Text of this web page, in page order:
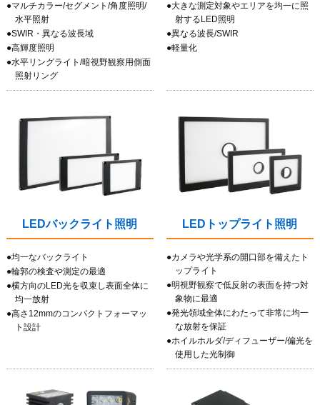
●マルチカラー/セグメント/角度照明/
水平照射
●SWIR・異なる波長域
●高輝度照明
●水平リングライト/暗視野観察用側面
照射リング
●大きな測定対象やエリアを均一に照
射するLED照明
●異なる波長/SWIR
●軽量化
LEDバックライト照明
●均一なバックライト
●輪郭の検査や測定の最適
●横方向のLED光を収束し表面全体に
均一放射
●高さ12mmのコンパクトフォーマッ
ト設計
LEDトップライト照明
●カメラや光学系の開口部を備えたト
ップライト
●明視野観察で低反射の表面を持つ対
象物に最適
●発光領域全体にわたって非常に均一
な放射を保証
●ホイルホルダ/ディフューザー/偏光を
使用した光制御